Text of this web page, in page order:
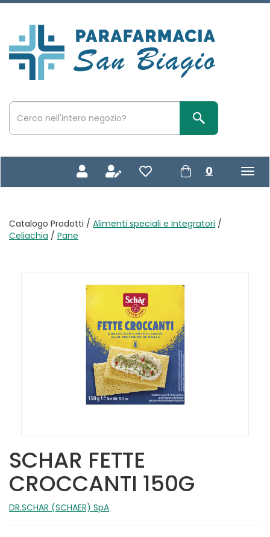
Passa
principale
San
Biagio
Cerca
Prodotto
Cerca Prodotto
0 prodotti
inseriti
Catalogo Prodotti / Alimenti speciali e Integratori /
Celiachia / Pane
SCHAR FETTE
CROCCANTI 150G
DR.SCHAR (SCHAER) SpA